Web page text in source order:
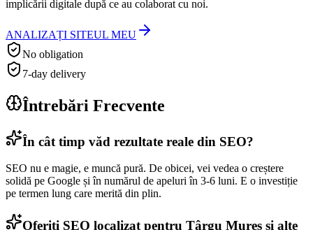
implicării digitale după ce au colaborat cu noi.
ANALIZAȚI SITEUL MEU
No obligation
7-day delivery
Întrebări Frecvente
În cât timp văd rezultate reale din SEO?
SEO nu e magie, e muncă pură. De obicei, vei vedea o creștere
solidă pe Google și în numărul de apeluri în 3-6 luni. E o investiție
pe termen lung care merită din plin.
Oferiți SEO localizat pentru Târgu Mureș și alte